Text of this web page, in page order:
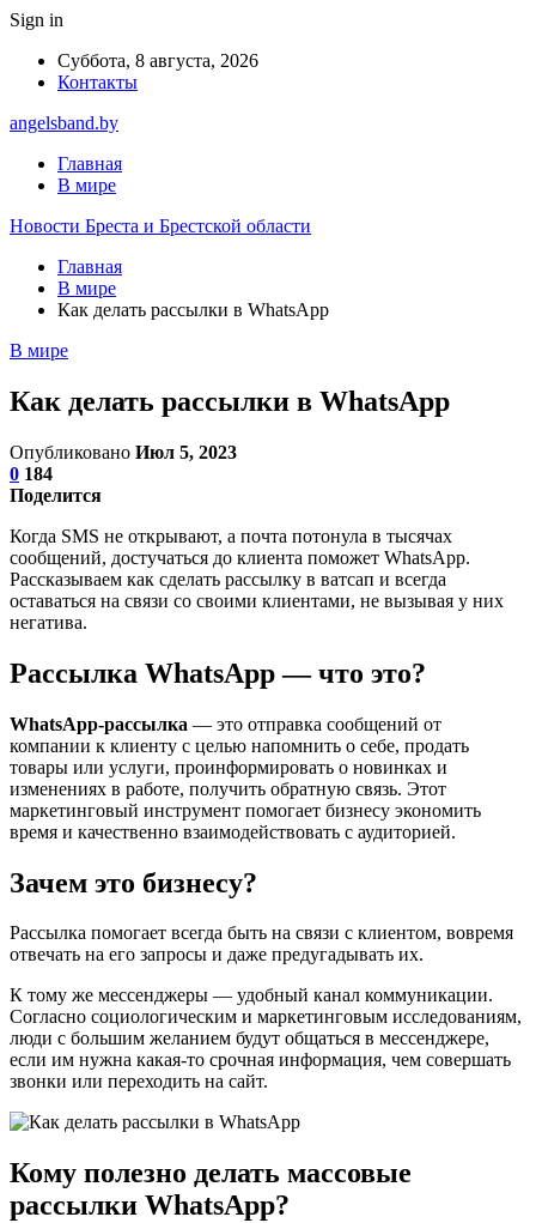
Sign in
Суббота, 8 августа, 2026
Контакты
angelsband.by
Главная
В мире
Новости Бреста и Брестской области
Главная
В мире
Как делать рассылки в WhatsApp
В мире
Как делать рассылки в WhatsApp
Опубликовано Июл 5, 2023
0 184
Поделится
Когда SMS не открывают, а почта потонула в тысячах
сообщений, достучаться до клиента поможет WhatsApp.
Рассказываем как сделать рассылку в ватсап и всегда
оставаться на связи со своими клиентами, не вызывая у них
негатива.
Рассылка WhatsApp — что это?
WhatsApp-рассылка — это отправка сообщений от
компании к клиенту с целью напомнить о себе, продать
товары или услуги, проинформировать о новинках и
изменениях в работе, получить обратную связь. Этот
маркетинговый инструмент помогает бизнесу экономить
время и качественно взаимодействовать с аудиторией.
Зачем это бизнесу?
Рассылка помогает всегда быть на связи с клиентом, вовремя
отвечать на его запросы и даже предугадывать их.
К тому же мессенджеры — удобный канал коммуникации.
Согласно социологическим и маркетинговым исследованиям,
люди с большим желанием будут общаться в мессенджере,
если им нужна какая-то срочная информация, чем совершать
звонки или переходить на сайт.
Кому полезно делать массовые
рассылки WhatsApp?